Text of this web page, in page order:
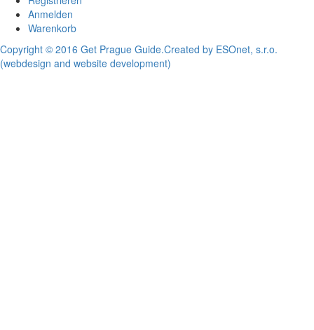
Anmelden
Warenkorb
Copyright © 2016 Get Prague Guide.Created by ESOnet, s.r.o.
(webdesign and website development)